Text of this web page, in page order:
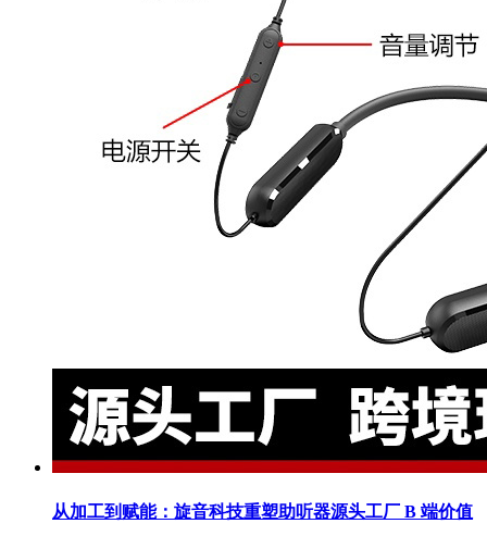
从加工到赋能：旋音科技重塑助听器源头工厂 B 端价值